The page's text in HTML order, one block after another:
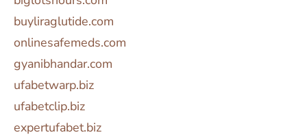
buyliraglutide.com
onlinesafemeds.com
gyanibhandar.com
ufabetwarp.biz
ufabetclip.biz
expertufabet.biz